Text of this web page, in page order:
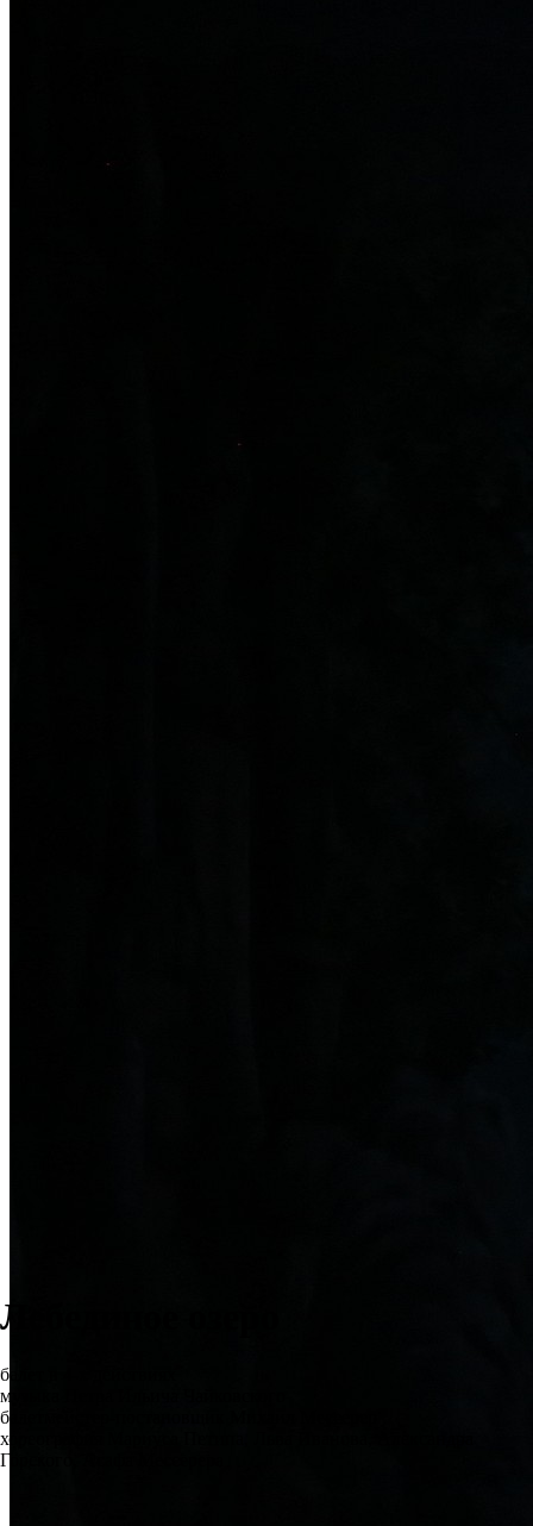
Лебединое озеро
балет в 4-х действиях
музыка Петра Ильича Чайковского
балетмейстер-постановщик Михаил Мессерер
хореография Мариуса Петипа, Льва Иванова, Александра
Горского, Асафа Мессерера